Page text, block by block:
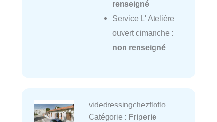
renseigné
Service L' Atelière
ouvert dimanche :
non renseigné
videdressingchezfloflo
Catégorie : Friperie